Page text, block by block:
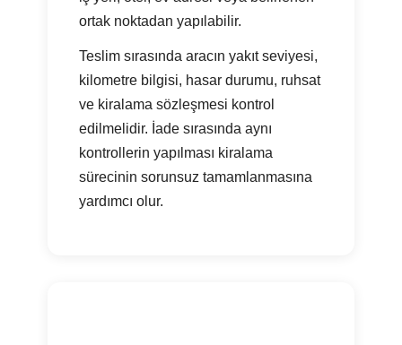
ortak noktadan yapılabilir.
Teslim sırasında aracın yakıt seviyesi,
kilometre bilgisi, hasar durumu, ruhsat
ve kiralama sözleşmesi kontrol
edilmelidir. İade sırasında aynı
kontrollerin yapılması kiralama
sürecinin sorunsuz tamamlanmasına
yardımcı olur.